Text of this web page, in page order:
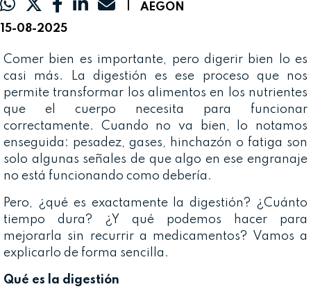
AEGON
15-08-2025
Comer bien es importante, pero digerir bien lo es
casi más. La digestión es ese proceso que nos
permite transformar los alimentos en los nutrientes
que el cuerpo necesita para funcionar
correctamente. Cuando no va bien, lo notamos
enseguida: pesadez, gases, hinchazón o fatiga son
solo algunas señales de que algo en ese engranaje
no está funcionando como debería.
Pero, ¿qué es exactamente la digestión? ¿Cuánto
tiempo dura? ¿Y qué podemos hacer para
mejorarla sin recurrir a medicamentos? Vamos a
explicarlo de forma sencilla.
Qué es la digestión